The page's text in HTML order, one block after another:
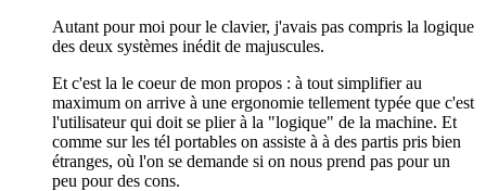
Autant pour moi pour le clavier, j'avais pas compris la logique
des deux systèmes inédit de majuscules.
Et c'est la le coeur de mon propos : à tout simplifier au
maximum on arrive à une ergonomie tellement typée que c'est
l'utilisateur qui doit se plier à la "logique" de la machine. Et
comme sur les tél portables on assiste à à des partis pris bien
étranges, où l'on se demande si on nous prend pas pour un
peu pour des cons.